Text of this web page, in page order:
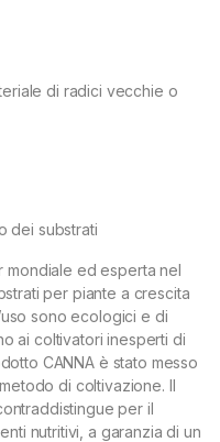
di radici vecchie o
dei substrati
mondiale ed esperta nel
per piante a crescita
sono ecologici e di
ai coltivatori inesperti di
CANNA è stato messo
di coltivazione. Il
per il
nutritivi, a garanzia di un